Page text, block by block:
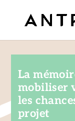
La
mobiliser
les
projet